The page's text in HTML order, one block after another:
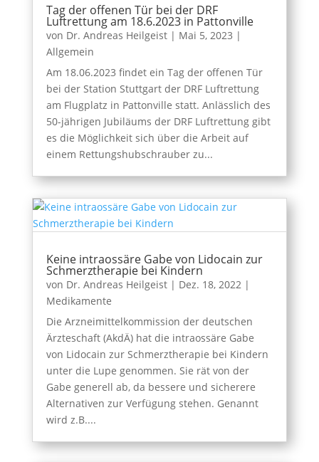
Tag der offenen Tür bei der DRF
Luftrettung am 18.6.2023 in Pattonville
von Dr. Andreas Heilgeist| Mai 5, 2023 |
Allgemein
Am 18.06.2023 findet ein Tag der offenen Tür
bei der Station Stuttgart der DRF Luftrettung
am Flugplatz in Pattonville statt. Anlässlich des
50-jährigen Jubiläums der DRF Luftrettung gibt
es die Möglichkeit sich über die Arbeit auf
einem Rettungshubschrauber zu...
Keine intraossäre Gabe von Lidocain zur
Schmerztherapie bei Kindern
von Dr. Andreas Heilgeist| Dez. 18, 2022|
Medikamente
Die Arzneimittelkommission der deutschen
Ärzteschaft (AkdÄ) hat die intraossäre Gabe
von Lidocain zur Schmerztherapie bei Kindern
unter die Lupe genommen. Sie rät von der
Gabe generell ab, da bessere und sicherere
Alternativen zur Verfügung stehen. Genannt
wird z.B....